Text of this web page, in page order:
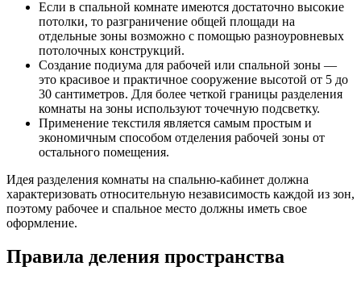
Если в спальной комнате имеются достаточно высокие
потолки, то разграничение общей площади на
отдельные зоны возможно с помощью разноуровневых
потолочных конструкций.
Создание подиума для рабочей или спальной зоны —
это красивое и практичное сооружение высотой от 5 до
30 сантиметров. Для более четкой границы разделения
комнаты на зоны используют точечную подсветку.
Применение текстиля является самым простым и
экономичным способом отделения рабочей зоны от
остального помещения.
Идея разделения комнаты на спальню-кабинет должна
характеризовать относительную независимость каждой из зон,
поэтому рабочее и спальное место должны иметь свое
оформление.
Правила деления пространства